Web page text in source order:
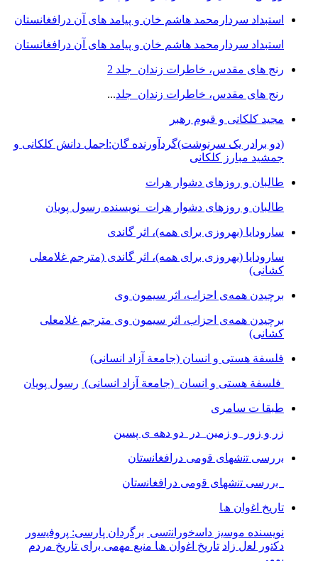
استبداد سردارمحمد هاشم خان و پیامد های آن درافغانستان
استبداد سردارمحمد هاشم خان و پیامد های آن درافغانستان
رنج های مقدس، خاطرات زندان جلد 2
رنج های مقدس، خاطرات زندان جلد...
مجید کلکانی و قیوم رهبر
(دو برادر یک سرنوشت)گردآورنده گان:اجمل دانش کلکانی و
جمشید مبارز کلکانی
طالبان و روزهای دشوار هرات
طالبان و روزهای دشوار هرات نویسنده رسول پویان
سارودایا (بهروزی برای همه)، اثر گاندی
سارودایا (بهروزی برای همه)، اثر گاندی (مترجم غلامعلی
کشانی)
برچیدن همه‌ی احزاب، اثر سیمون وی
برچیدن همه‌ی احزاب، اثر سیمون وی مترجم غلامعلی
کشانی)
فلسفة هستی و انسان (جامعة آزاد انسانی)
فلسفة هستی و انسان (جامعة آزاد انسانی) رسول پویان
طبقا ت سامری
زر و زور و زمین در دو دهه ی پسین
ﺑررﺳﯽ ﺗﻧﺷﮭﺎی ﻗوﻣﯽ دراﻓﻐﺎﻧﺳﺗﺎن
ﺑررﺳﯽ ﺗﻧﺷﮭﺎی ﻗوﻣﯽ دراﻓﻐﺎﻧﺳﺗﺎن
ﺗﺎرﯾﺦ اﻏوان ھﺎ
نویسنده ﻣوﺳﯾز داﺳﺧوراﻧﺗﺳﯽ ﺑرﮔردان ﭘﺎرﺳﯽ: ﭘروﻓﯾﺳور
دﮐﺗور ﻟﻌل زاد ﺗﺎرﯾﺦ اﻏوان ھﺎ ﻣﻧﺑﻊ ﻣﮭﻣﯽ ﺑرای ﺗﺎرﯾﺦ ﻣردم